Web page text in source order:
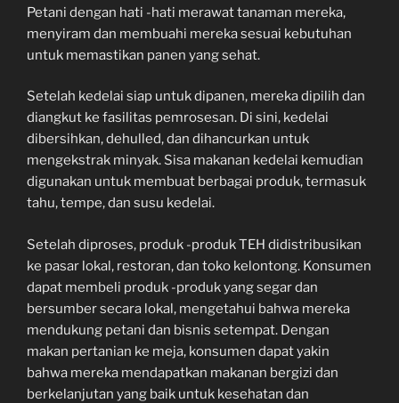
Petani dengan hati -hati merawat tanaman mereka,
menyiram dan membuahi mereka sesuai kebutuhan
untuk memastikan panen yang sehat.
Setelah kedelai siap untuk dipanen, mereka dipilih dan
diangkut ke fasilitas pemrosesan. Di sini, kedelai
dibersihkan, dehulled, dan dihancurkan untuk
mengekstrak minyak. Sisa makanan kedelai kemudian
digunakan untuk membuat berbagai produk, termasuk
tahu, tempe, dan susu kedelai.
Setelah diproses, produk -produk TEH didistribusikan
ke pasar lokal, restoran, dan toko kelontong. Konsumen
dapat membeli produk -produk yang segar dan
bersumber secara lokal, mengetahui bahwa mereka
mendukung petani dan bisnis setempat. Dengan
makan pertanian ke meja, konsumen dapat yakin
bahwa mereka mendapatkan makanan bergizi dan
berkelanjutan yang baik untuk kesehatan dan